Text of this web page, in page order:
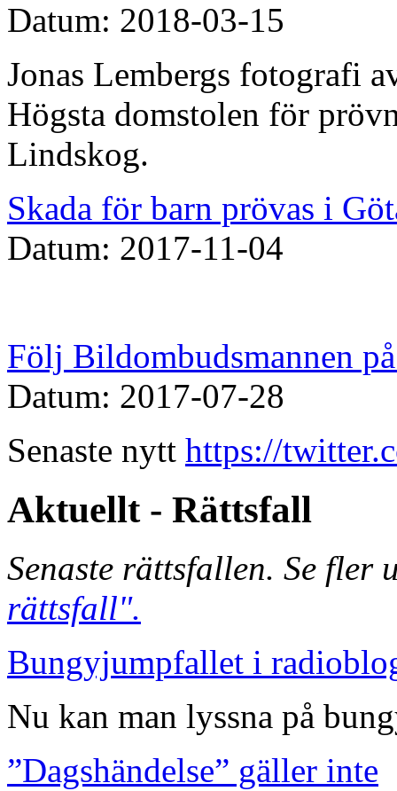
Datum: 2018-03-15
Jonas Lembergs fotografi
Högsta domstolen för
Lindskog.
Skada för barn prövas i
Datum: 2017-11-04
Följ Bildombudsmannen
Datum: 2017-07-28
Senaste nytt https://
Aktuellt - Rättsfall
Senaste rättsfallen. Se
rättsfall".
Bungyjumpfallet i
Nu kan man lyssna på
”Dagshändelse” gäller inte